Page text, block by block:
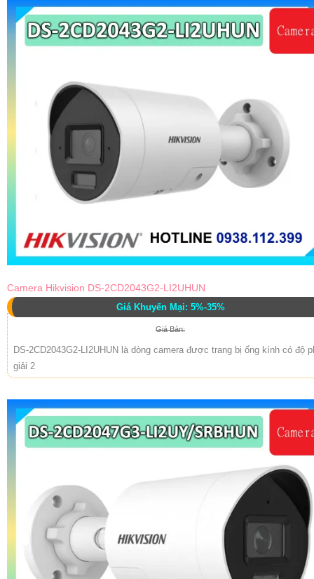
Camera Hikvision DS-2CD2043G2-LI2UHUN
Giá Khuyến Mại: 5%-35%
Giá Bán:
DS-2CD2043G2-LI2UHUN là dòng camera được trang bị ống kính có độ
giải 2